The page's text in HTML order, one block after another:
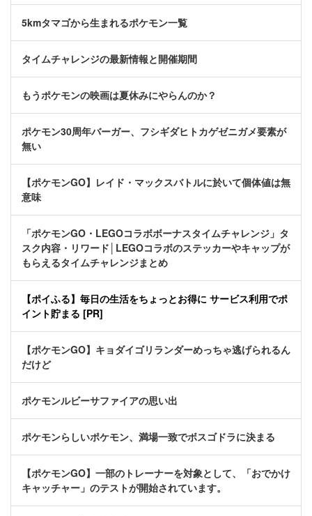
5kmタマゴから生まれるポケモン一覧
タイムチャレンジの最新情報と開催期間
もうポケモンの映画は夏休みにやらんのか？
ポケモン30周年バーガー、フシギダヒトカゲゼニガメ要素が
無い
【ポケモンGO】レイド・マックスバトルに於いて個体値は無
意味
「ポケモンGO・LEGOコラボボーナスタイムチャレンジ」タ
スク内容・リワード│LEGOコラボのステッカーやキャップが
もらえるタイムチャレンジまとめ
【ポイふる】毎日の生活をちょっとお得に サービス利用でポ
イント貯まる [PR]
【ポケモンGO】キョダイゴリランダーめっちゃ逃げられるん
だけど
ポケモンルビーサファイアの思い出
ポケモンらしいポケモン、満場一致でボスゴドラに決まる
【ポケモンGO】一部のトレーナーを対象として、「おでかけ
キャッチャー」のテストが開始されています。